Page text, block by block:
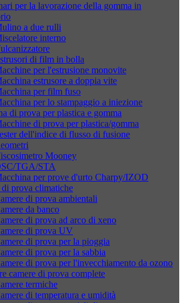
per la lavorazione della gomma in
a due rulli
interno
di film in bolla
per l'estrusione monovite
estrusore a doppia vite
per film fuso
per lo stampaggio a iniezione
di prova per plastica e gomma
di prova per plastica/gomma
dell'indice di flusso di fusione
Mooney
TGA/STA
per prove d'urto Charpy/IZOD
di prova climatiche
di prova ambientali
da banco
di prova ad arco di xeno
di prova UV
di prova per la pioggia
di prova per la sabbia
di prova per l'invecchiamento da ozono
camere di prova complete
termiche
di temperatura e umidità